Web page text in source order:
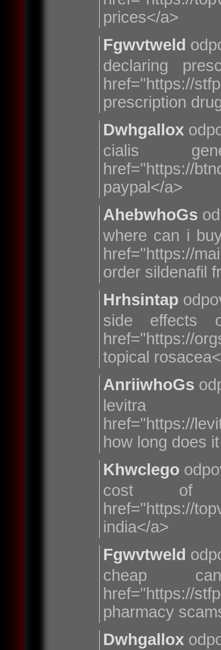
prices</a>
Fgwvtweld
declaring
prescription
Dwhgallox
cialis
href="https://
paypal</a>
AhebwhoGs
where can i
href="https://
order sildenafil
Hrhsintap
side effects
href="https://
topical
AnriiwhoGs
levitra
href="https://
how long does
Khwclego
cost of
href="https://
india</a>
Fgwvtweld
cheap
href="https://
pharmacy
Dwhgallox